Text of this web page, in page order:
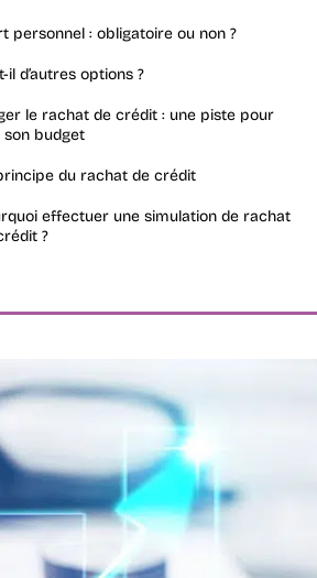
personnel : obligatoire ou non ?
il d’autres options ?
le rachat de crédit : une piste pour
son budget
du rachat de crédit
effectuer une simulation de rachat
?